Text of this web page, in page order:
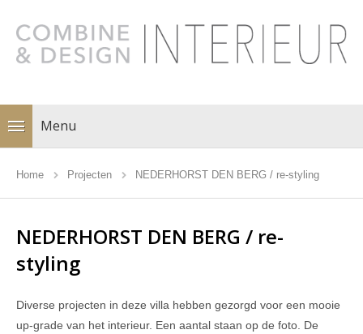
Menu
Home Projecten NEDERHORST DEN BERG / re-styling
NEDERHORST DEN BERG / re-
styling
Diverse projecten in deze villa hebben gezorgd voor een mooie
up-grade van het interieur. Een aantal staan op de foto. De